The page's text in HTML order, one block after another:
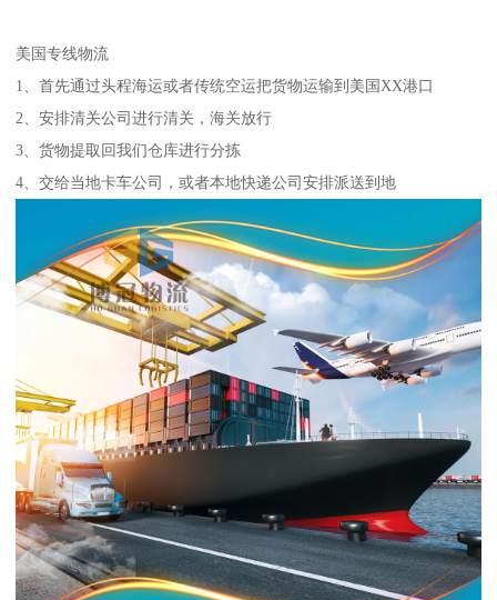
美国专线物流
1、首先通过头程海运或者传统空运把货物运输到美国XX港口
2、安排清关公司进行清关，海关放行
3、货物提取回我们仓库进行分拣
4、交给当地卡车公司，或者本地快递公司安排派送到地